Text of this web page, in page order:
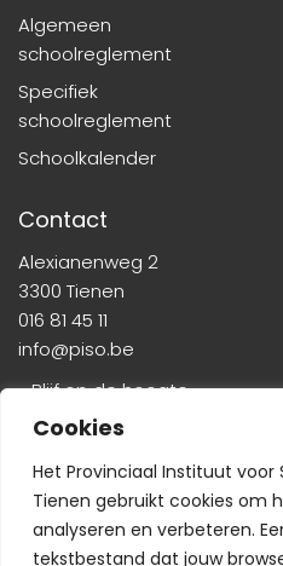
Cookies
Het Provinciaal Instituut voor
Tienen gebruikt cookies om
analyseren en verbeteren.
tekstbestand dat jouw
Algemeen
schoolreglement
Specifiek
schoolreglement
Schoolkalender
Contact
Alexianenweg 2
3300 Tienen
016 81 45 11
info@piso.be
» Blijf op de hoogte